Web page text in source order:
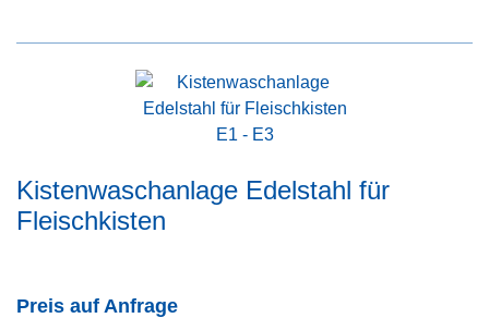
Kistenwaschanlage Edelstahl für
Fleischkisten
Preis auf Anfrage